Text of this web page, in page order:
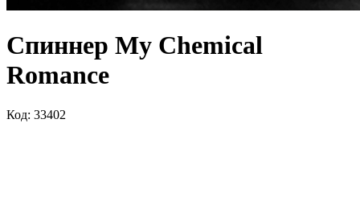
Спиннер My Chemical
Romance
Код: 33402